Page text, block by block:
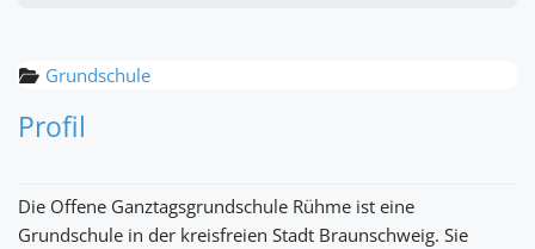
Grundschule
Profil
Die Offene Ganztagsgrundschule Rühme ist eine
Grundschule in der kreisfreien Stadt Braunschweig. Sie